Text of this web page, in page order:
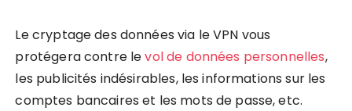
Le cryptage des données via le VPN vous
protégera contre levol de données personnelles,
les publicités indésirables, les informations sur les
comptes bancaires et les mots de passe, etc.